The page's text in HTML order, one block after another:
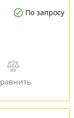
По запросу